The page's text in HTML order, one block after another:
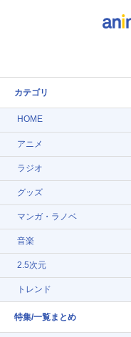
カテゴリ
HOME
アニメ
ラジオ
グッズ
マンガ・ラノベ
音楽
2.5次元
トレンド
特集/一覧まとめ